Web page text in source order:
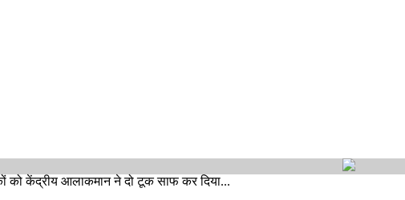
को केंद्रीय आलाकमान ने दो टूक साफ कर दिया...